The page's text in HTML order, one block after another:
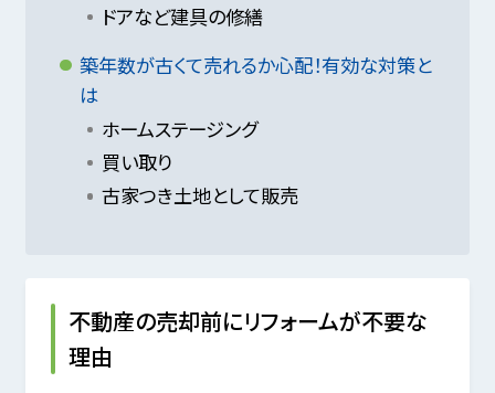
ドアなど建具の修繕
築年数が古くて売れるか心配！有効な対策と
は
ホームステージング
買い取り
古家つき土地として販売
不動産の売却前にリフォームが不要な
理由